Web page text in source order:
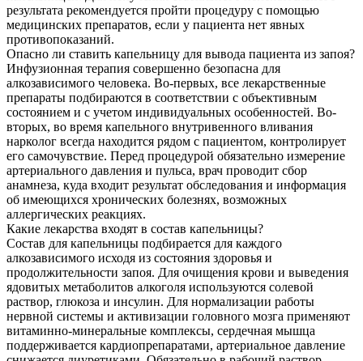
результата рекомендуется пройти процедуру с помощью
медицинских препаратов, если у пациента нет явных
противопоказаний.
Опасно ли ставить капельницу для вывода пациента из запоя?
Инфузионная терапия совершенно безопасна для
алкозависимого человека. Во-первых, все лекарственные
препараты подбираются в соответствии с объективным
состоянием и с учетом индивидуальных особенностей. Во-
вторых, во время капельного внутривенного вливания
нарколог всегда находится рядом с пациентом, контролирует
его самочувствие. Перед процедурой обязательно измерение
артериального давления и пульса, врач проводит сбор
анамнеза, куда входит результат обследования и информация
об имеющихся хронических болезнях, возможных
аллергических реакциях.
Какие лекарства входят в состав капельницы?
Состав для капельницы подбирается для каждого
алкозависимого исходя из состояния здоровья и
продолжительности запоя. Для очищения крови и выведения
ядовитых метаболитов алкоголя используются солевой
раствор, глюкоза и инсулин. Для нормализации работы
нервной системы и активизации головного мозга применяют
витаминно-минеральные комплексы, сердечная мышца
поддерживается кардиопрепаратами, артериальное давление